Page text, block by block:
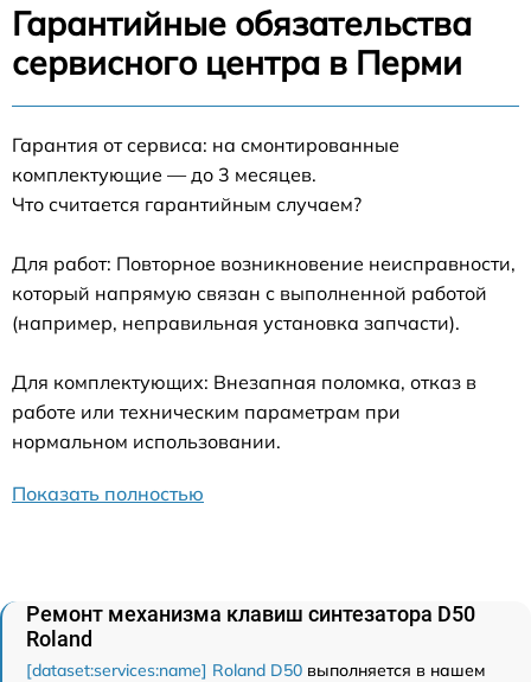
Гарантийные обязательства
сервисного центра в Перми
Гарантия от сервиса: на смонтированные
комплектующие — до 3 месяцев.
Что считается гарантийным случаем?
Для работ: Повторное возникновение неисправности,
который напрямую связан с выполненной работой
(например, неправильная установка запчасти).
Для комплектующих: Внезапная поломка, отказ в
работе или техническим параметрам при
нормальном использовании.
Показать полностью
Ремонт механизма клавиш синтезатора D50
Roland
[dataset:services:name] Roland D50 выполняется в нашем